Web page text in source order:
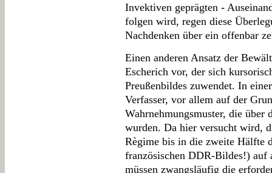
Invektiven geprägten -
folgen wird, regen diese
Nachdenken über ein offenbar
Einen anderen Ansatz der
Escherich vor, der sich
Preußenbildes zuwendet. In
Verfasser, vor allem auf der
Wahrnehmungsmuster, die über
wurden. Da hier versucht wird,
Règime bis in die zweite Hälfte
französischen DDR-Bildes!) auf
müssen zwangsläufig die